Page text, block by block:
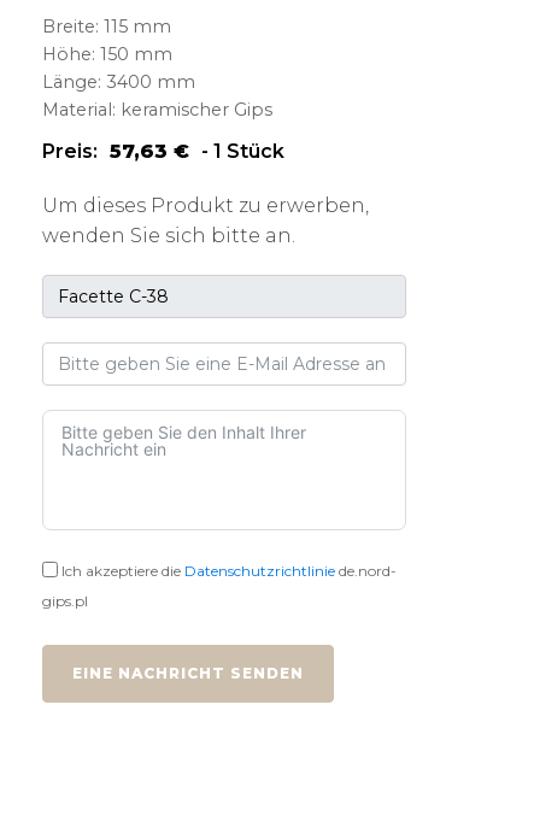
Breite: 115 mm
Höhe: 150 mm
Länge: 3400 mm
Material: keramischer Gips
Preis: 57,63 € - 1 Stück
Um dieses Produkt zu erwerben,
wenden Sie sich bitte an.
Ich akzeptiere die Datenschutzrichtlinie de.nord-
gips.pl
EINE NACHRICHT SENDEN